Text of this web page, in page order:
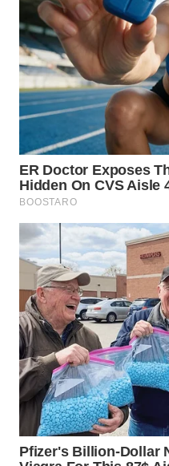
WN
SULUT
WN
MALUKU
MALUT
WN
DAIRI
DANAU
TOBA
WN
NIAS
WN
LANGKAT
WN
TAPANULI